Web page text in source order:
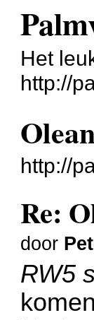
Het
http://
http://
Re:
door
RW5